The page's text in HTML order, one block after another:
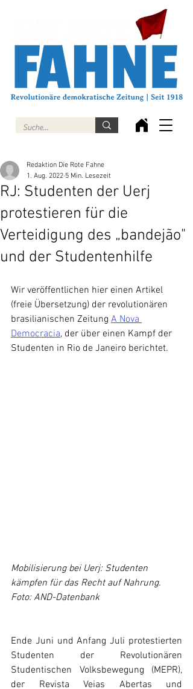
RJ: Studenten der Uerj
protestieren für die
Verteidigung des „bandejão"
und der Studentenhilfe
Redaktion Die Rote Fahne
1. Aug. 2022 5 Min. Lesezeit
Wir veröffentlichen hier einen Artikel
(freie Übersetzung) der revolutionären
brasilianischen Zeitung A Nova
Democracia, der über einen Kampf der
Studenten in Rio de Janeiro berichtet.
Mobilisierung bei Uerj: Studenten
kämpfen für das Recht auf Nahrung.
Foto: AND-Datenbank
Ende Juni und Anfang Juli protestierten
Studenten der Revolutionären
Studentischen Volksbewegung (MEPR),
der Revista Veias Abertas und